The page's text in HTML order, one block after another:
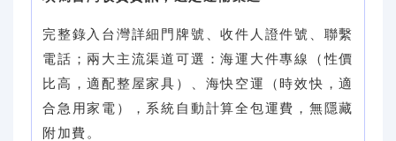
完整錄入台灣詳細門牌號、收件人證件號、聯繫
電話；兩大主流渠道可選：海運大件專線（性價
比高，適配整屋家具）、海快空運（時效快，適
合急用家電），系統自動計算全包運費，無隱藏
附加費。